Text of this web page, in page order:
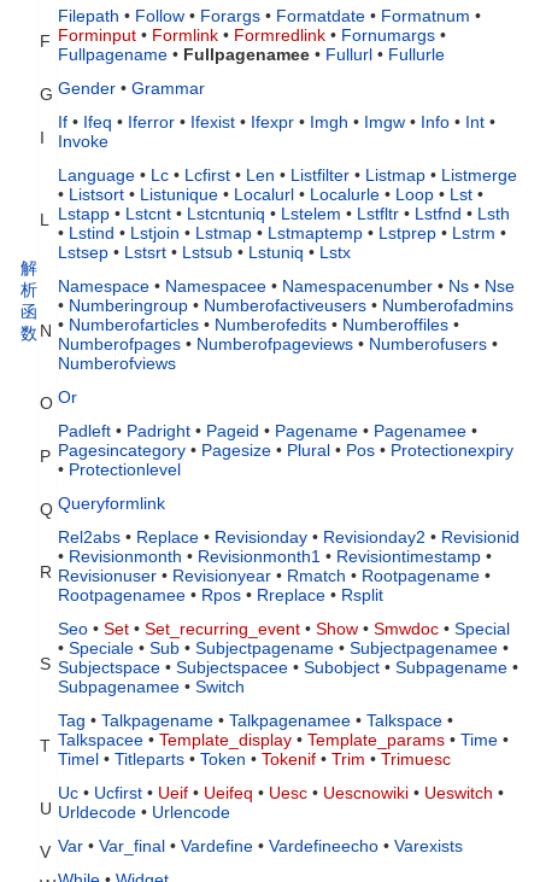
解
析
函
数
F
Filepath • Follow • Forargs • Formatdate • Formatnum •
Forminput • Formlink • Formredlink • Fornumargs •
Fullpagename • Fullpagenamee • Fullurl • Fullurle
G Gender • Grammar
I
If • Ifeq • Iferror • Ifexist • Ifexpr • Imgh • Imgw • Info • Int •
Invoke
L
Language • Lc • Lcfirst • Len • Listfilter • Listmap • Listmerge
• Listsort • Listunique • Localurl • Localurle • Loop • Lst •
Lstapp • Lstcnt • Lstcntuniq • Lstelem • Lstfltr • Lstfnd • Lsth
• Lstind • Lstjoin • Lstmap • Lstmaptemp • Lstprep • Lstrm •
Lstsep • Lstsrt • Lstsub • Lstuniq • Lstx
N
Namespace • Namespacee • Namespacenumber • Ns • Nse
• Numberingroup • Numberofactiveusers • Numberofadmins
• Numberofarticles • Numberofedits • Numberoffiles •
Numberofpages • Numberofpageviews • Numberofusers •
Numberofviews
O Or
P
Padleft • Padright • Pageid • Pagename • Pagenamee •
Pagesincategory • Pagesize • Plural • Pos • Protectionexpiry
• Protectionlevel
Q Queryformlink
R
Rel2abs • Replace • Revisionday • Revisionday2 • Revisionid
• Revisionmonth • Revisionmonth1 • Revisiontimestamp •
Revisionuser • Revisionyear • Rmatch • Rootpagename •
Rootpagenamee • Rpos • Rreplace • Rsplit
S
Seo • Set • Set_recurring_event • Show • Smwdoc • Special
• Speciale • Sub • Subjectpagename • Subjectpagenamee •
Subjectspace • Subjectspacee • Subobject • Subpagename •
Subpagenamee • Switch
T
Tag • Talkpagename • Talkpagenamee • Talkspace •
Talkspacee • Template_display • Template_params • Time •
Timel • Titleparts • Token • Tokenif • Trim • Trimuesc
U
Uc • Ucfirst • Ueif • Ueifeq • Uesc • Uescnowiki • Ueswitch •
Urldecode • Urlencode
V Var • Var_final • Vardefine • Vardefineecho • Varexists